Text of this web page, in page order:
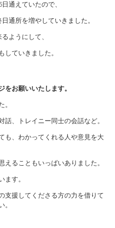
通えていたので、
通所を増やしていきました。
ようにして、
していきました。
をお願いいたします。
。
、トレイニー同士の会話など。
も、わかってくれる人や意見を大
ることもいっぱいありました。
ます。
支援してくださる方の力を借りて
。